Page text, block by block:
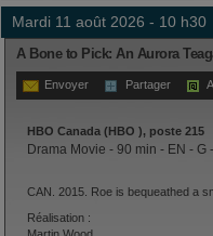
mardi 11 août 2026 - 10 h30
A Bone to Pick: An Aurora
Envoyer Partager
HBO Canada (HBO ), poste 215
Drama Movie - 90 min - EN - G
CAN. 2015. Roe is bequeathed a
Réalisation :
Martin Wood